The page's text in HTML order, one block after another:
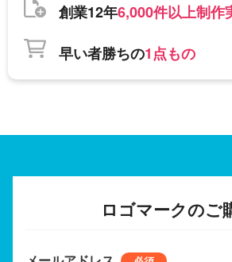
創業12年6,000件以上制作
早い者勝ちの1点もの
ロゴマークのご